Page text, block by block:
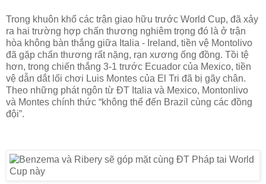
Trong khuôn khổ các trận giao hữu trước World Cup, đã xảy
ra hai trường hợp chấn thương nghiêm trọng đó là ở trận
hòa không bàn thắng giữa Italia - Ireland, tiền vệ Montolivo
đã gặp chấn thương rất nặng, rạn xương ống đồng. Tồi tệ
hơn, trong chiến thắng 3-1 trước Ecuador của Mexico, tiền
vệ dẫn dắt lối chơi Luis Montes của El Tri đã bị gãy chân.
Theo những phát ngôn từ ĐT Italia và Mexico, Montonlivo
và Montes chính thức “không thể đến Brazil cùng các đồng
đội”.